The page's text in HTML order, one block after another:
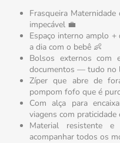
Frasqueira
impecável 💼
Espaço interno amplo
a dia com o bebê 👶
Bolsos externos com
documentos — tudo no
Zíper que abre de
pompom fofo que é
Com alça para
viagens com praticidade
Material resistente
acompanhar todos os